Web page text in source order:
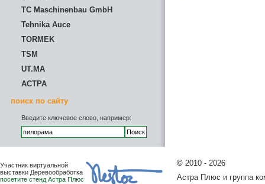
TC Maschinenbau GmbH
Tehnika Auce
TORMEK
TSM
UT.MA
АСТРА
поиск по сайту
Введите ключевое слово, например:
Участник виртуальной
выставки Деревообработка
посетите стенд Астра Плюс
© 2010 - 2026
Астра Плюс и группа